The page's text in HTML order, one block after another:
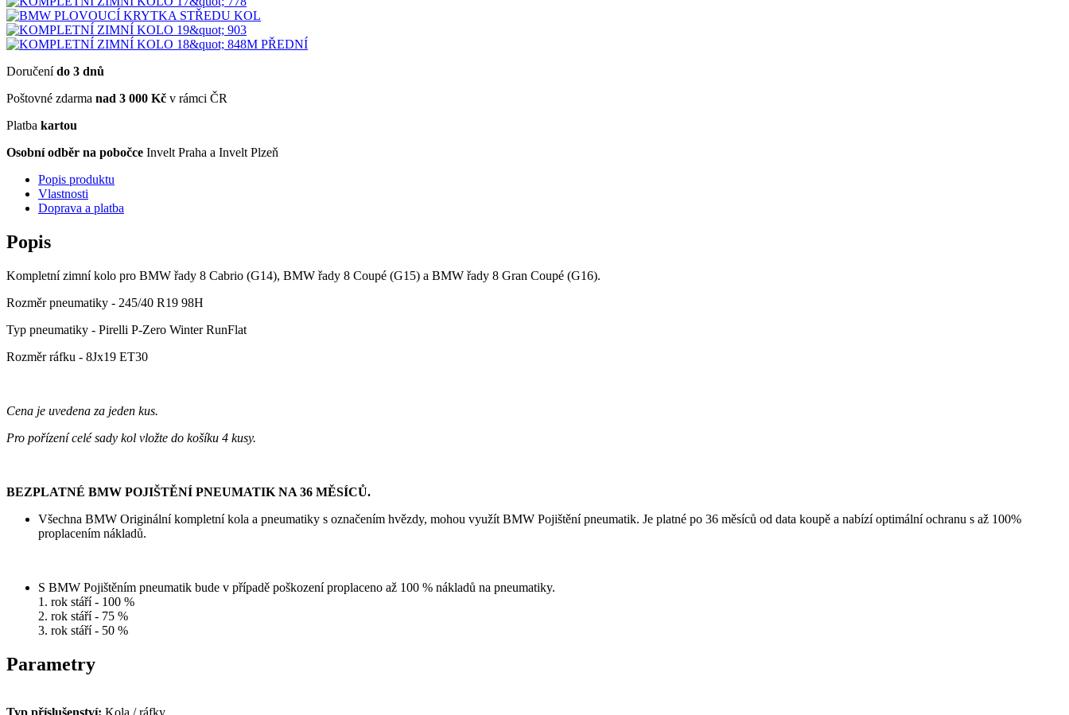
Doručenído 3 dnů
Poštovné zdarma nad 3 000 Kč v rámci ČR
Platba kartou
Osobní odběr na pobočce Invelt Praha a Invelt Plzeň
Popis produktu
Vlastnosti
Doprava a platba
Popis
Kompletní zimní kolo pro BMW řady 8 Cabrio (G14), BMW řady 8 Coupé (G15) a BMW řady 8 Gran Coupé (G16).
Rozměr pneumatiky - 245/40 R19 98H
Typ pneumatiky - Pirelli P-Zero Winter RunFlat
Rozměr ráfku - 8Jx19 ET30
Cena je uvedena za jeden kus.
Pro pořízení celé sady kol vložte do košíku 4 kusy.
BEZPLATNÉ BMW POJIŠTĚNÍ PNEUMATIK NA 36 MĚSÍCŮ.
Všechna BMW Originální kompletní kola a pneumatiky s označením hvězdy, mohou využít BMW Pojištění pneumatik. Je platné po 36 měsíců od data koupě a nabízí optimální ochranu s až 100%
proplacením nákladů.
S BMW Pojištěním pneumatik bude v případě poškození proplaceno až 100 % nákladů na pneumatiky.
1. rok stáří - 100 %
2. rok stáří - 75 %
3. rok stáří - 50 %
Parametry
Typ příslušenství: Kola / ráfky